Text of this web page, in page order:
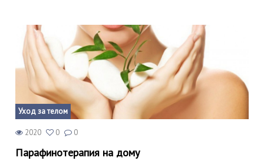
Уход за телом
2020 0 0
Парафинотерапия на дому